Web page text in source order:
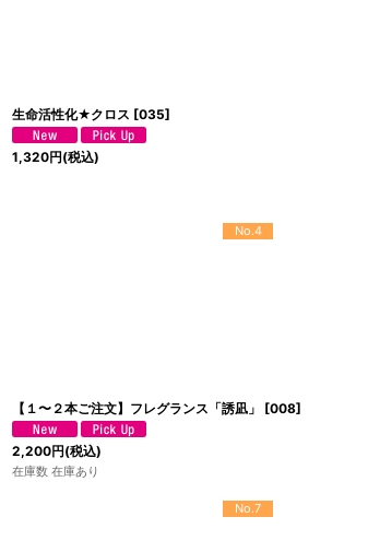
生命活性化★クロス [035]
1,320円(税込)
No.4
【１〜２本ご注文】フレグランス「誘凪」 [008]
2,200円(税込)
在庫数 在庫あり
No.7